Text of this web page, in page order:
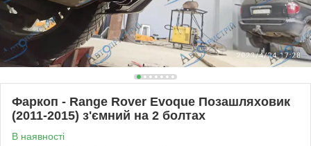
Фаркоп - Range Rover Evoque Позашляховик
(2011-2015) з'ємний на 2 болтах
В наявності